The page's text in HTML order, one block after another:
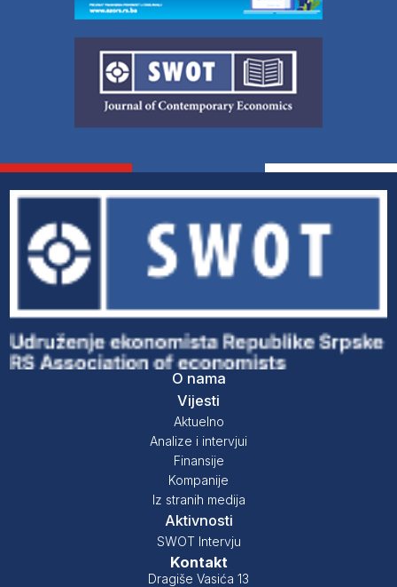
O nama
Vijesti
Aktuelno
Analize i intervjui
Finansije
Kompanije
Iz stranih medija
Aktivnosti
SWOT Intervju
Kontakt
Dragiše Vasića 13